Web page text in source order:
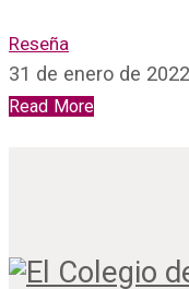
Reseña
31 de enero de
Read More